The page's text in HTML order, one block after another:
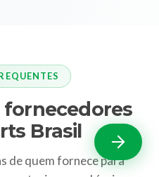
Brasil
de quem fornece para